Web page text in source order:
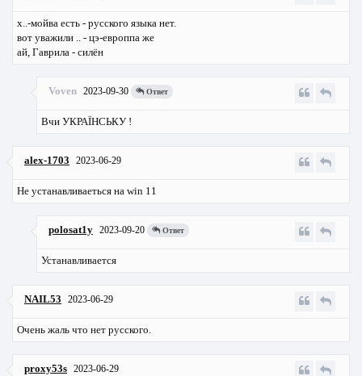
х..-мойва есть - русского языка нет.
вот уважили .. - цэ-европпа же
ай, Гаврила - силён
Voven 2023-09-30 Ответ
Вчи УКРАЇНСЬКУ !
alex-1703 2023-06-29
Не устанавливаеться на win 11
polosat1y 2023-09-20 Ответ
Устанавливается
NAIL53 2023-06-29
Очень жаль что нет русского.
proxy53s 2023-06-29